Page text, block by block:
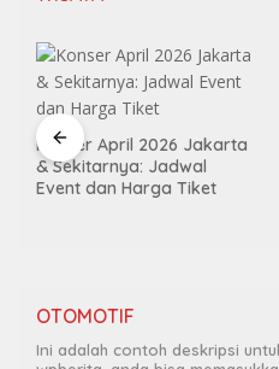
Konser April 2026 Jakarta
& Sekitarnya: Jadwal
Event dan Harga Tiket
OTOMOTIF
Ini adalah contoh deskripsi